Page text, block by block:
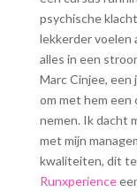
psychische
lekkerder voelen
alles in een
Marc Cinjee,
om met hem
nemen. Ik dacht
met mijn
kwaliteiten, dit te
Runxperience